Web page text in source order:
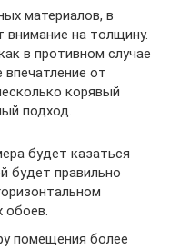
материалов, в
на толщину.
в противном случае
от
корявый
подход.
будет казаться
будет правильно
обоев.
помещения более